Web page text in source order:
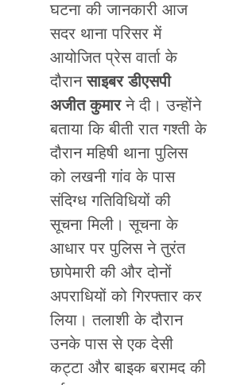
घटना की जानकारी आज
सदर थाना परिसर में
आयोजित प्रेस वार्ता के
दौरानसाइबर डीएसपी
अजीत कुमारने दी। उन्होंने
बताया कि बीती रात गश्ती के
दौरान महिषी थाना पुलिस
को लखनी गांव के पास
संदिग्ध गतिविधियों की
सूचना मिली। सूचना के
आधार पर पुलिस ने तुरंत
छापेमारी की और दोनों
अपराधियों को गिरफ्तार कर
लिया। तलाशी के दौरान
उनके पास से एक देसी
कट्टा और बाइक बरामद की